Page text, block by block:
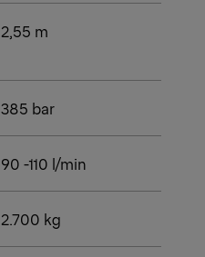
2,55 m
385 bar
90 -110 l/min
2.700 kg